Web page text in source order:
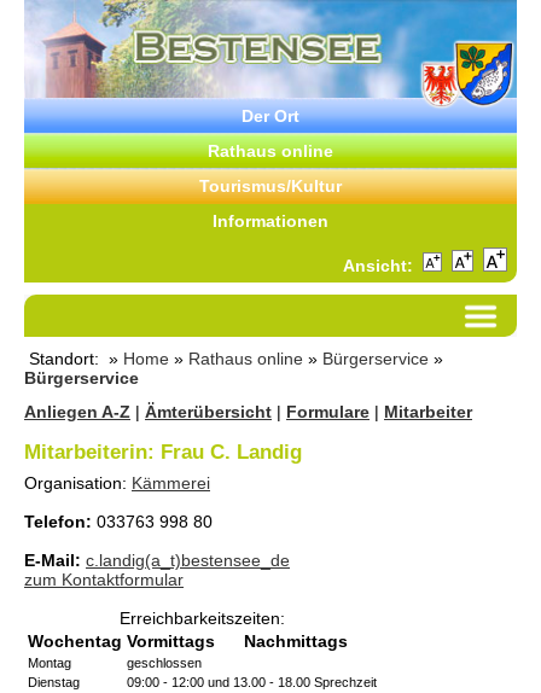
Der Ort
Rathaus online
Tourismus/Kultur
Informationen
Ansicht:
Standort: » Home » Rathaus online » Bürgerservice »
Bürgerservice
Anliegen A-Z | Ämterübersicht | Formulare | Mitarbeiter
Mitarbeiterin: Frau C. Landig
Organisation: Kämmerei
Telefon: 033763 998 80
E-Mail: c.landig(a_t)bestensee_de
zum Kontaktformular
Erreichbarkeitszeiten:
Wochentag Vormittags Nachmittags
Montag
geschlossen
Dienstag
09:00 - 12:00 und 13.00 - 18.00 Sprechzeit